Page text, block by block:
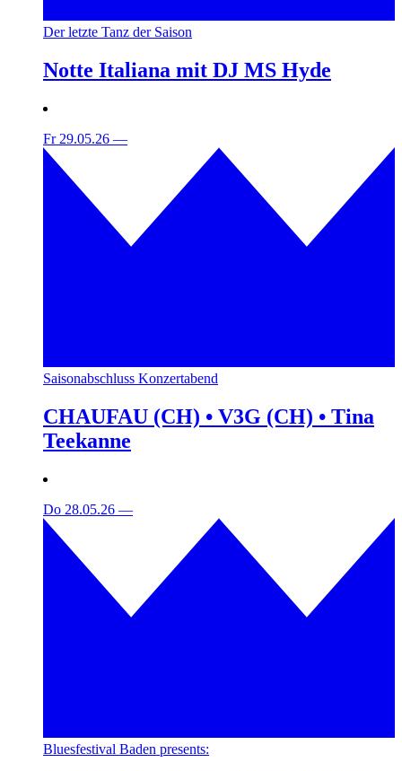
Der letzte Tanz der Saison
Notte Italiana mit DJ MS Hyde
Fr 29.05.26 —
Saisonabschluss Konzertabend
CHAUFAU (CH) • V3G (CH) • Tina
Teekanne
Do 28.05.26 —
Bluesfestival Baden presents: